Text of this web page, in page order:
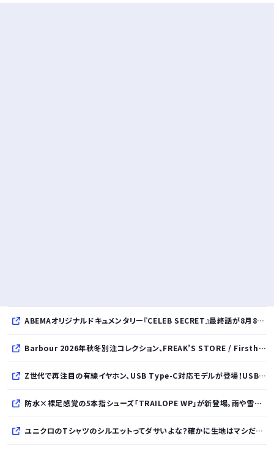
ABEMAオリジナルドキュメンタリー『CELEB SECRET』最終話が8月8日放送、MC指原莉乃、満島真之介らがコメント
Barbour 2026年秋冬別注コレクション、FREAK’S STORE / Firsthand / Freadaから登場
Z世代で再注目の有線イヤホン、USB Type-C対応モデルが登場！USB-A変換アダプター付属で幅広いデバイスに対応
防水×裸足感覚の5本指シューズ「TRAILOPE WP」が新登場。雨や雪にも対応し日常からアウトドアまで快適に。
ユニクロのTシャツのシルエットってダサいよな？確かに生地はマシだけどさ